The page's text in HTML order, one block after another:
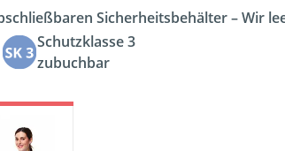
Sicherheitsbehälter – Wir
Schutzklasse 3
zubuchbar